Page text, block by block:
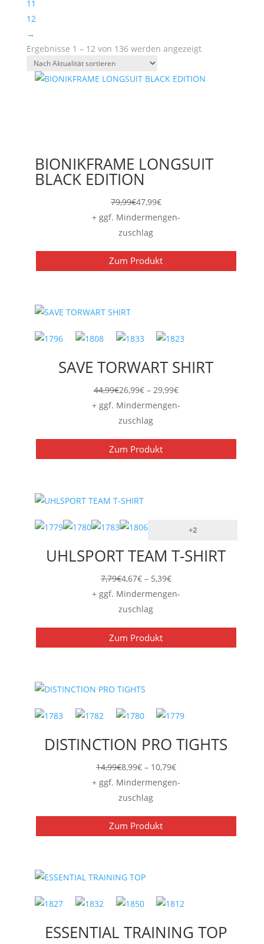
11
12
→
Ergebnisse 1 – 12 von 136 werden angezeigtNach
sortiert
BIONIKFRAME LONGSUIT
BLACK EDITION
79,99€47,99€
+ ggf. Mindermengen-
zuschlag
Zum Produkt
SAVE TORWART SHIRT
44,99€26,99€ – 29,99€Preisspanne:
26,99€
+ ggf. Mindermengen-
zuschlag
Zum Produkt
+2
UHLSPORT TEAM T-SHIRT
7,79€4,67€ – 5,39€Preisspanne:
4,67€
+ ggf. Mindermengen-
zuschlag
Zum Produkt
DISTINCTION PRO TIGHTS
14,99€8,99€ – 10,79€Preisspanne:
8,99€
+ ggf. Mindermengen-
zuschlag
Zum Produkt
ESSENTIAL TRAINING TOP